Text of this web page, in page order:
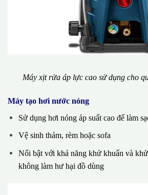
Máy xịt rửa áp lực cao sử dụng cho
Máy tạo hơi nước nóng
Sử dụng hơi nóng áp suất cao để làm
Vệ sinh thảm, rèm hoặc sofa
Nổi bật với khả năng khử khuẩn và
không làm hư hại đồ dùng